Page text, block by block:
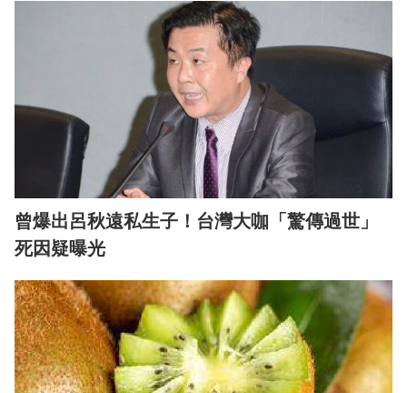
曾爆出呂秋遠私生子！台灣大咖「驚傳過世」
死因疑曝光